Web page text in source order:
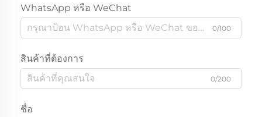
WhatsApp หรือ WeChat
0/100
สินค้าที่ต้องการ
0/200
ชื่อ